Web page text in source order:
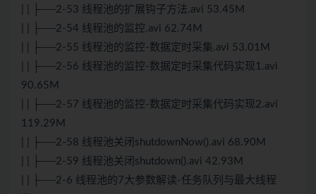
| | ├──2-53 线程池的扩展钩子方法.avi 53.45M
| | ├──2-54 线程池的监控.avi 62.74M
| | ├──2-55 线程池的监控-数据定时采集.avi 53.01M
| | ├──2-56 线程池的监控-数据定时采集代码实现1.avi
90.65M
| | ├──2-57 线程池的监控-数据定时采集代码实现2.avi
119.29M
| | ├──2-58 线程池关闭shutdownNow().avi 68.90M
| | ├──2-59 线程池关闭shutdown().avi 42.93M
| | ├──2-6 线程池的7大参数解读-任务队列与最大线程